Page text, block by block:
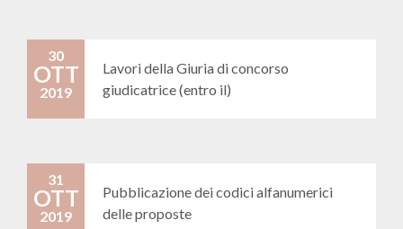
30
OTT
2019
Lavori della Giuria di concorso
giudicatrice (entro il)
31
OTT
2019
Pubblicazione dei codici alfanumerici
delle proposte